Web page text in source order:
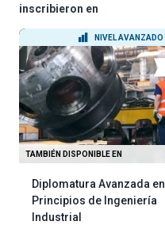
inscribieron en
NIVEL AVANZADO
TAMBIÉN DISPONIBLE EN
Diplomatura Avanzada en
Principios de Ingeniería
Industrial